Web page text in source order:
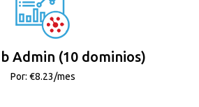
Admin (10 dominios)
Por: €8.23/mes